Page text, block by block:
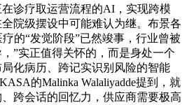
诊疗取运营流程的AI，实现跨模
院级摆设中可能难认为继。布景各
的“发觉阶段”已然竣事，行业曾被
”实正值得关怀的，而是身处一个
化病历、跨记实识别风险的智能
的Malinka Walaliyadde提到，就
跨会话的回忆力，供应商需要极高